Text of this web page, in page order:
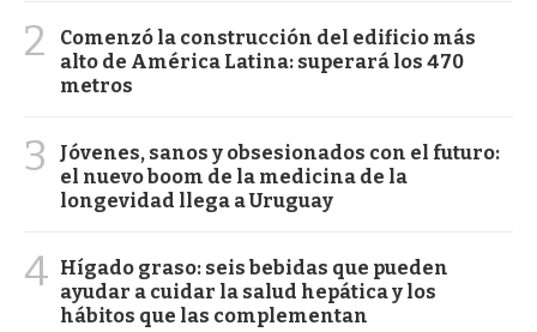
2
Comenzó la construcción del edificio más
alto de América Latina: superará los 470
metros
3
Jóvenes, sanos y obsesionados con el futuro:
el nuevo boom de la medicina de la
longevidad llega a Uruguay
4 Hígado graso: seis bebidas que pueden
ayudar a cuidar la salud hepática y los
hábitos que las complementan